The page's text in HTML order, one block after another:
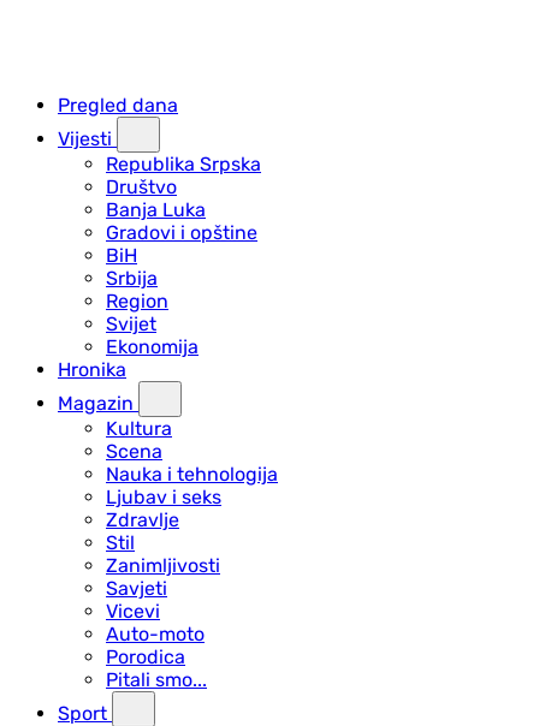
Pregled dana
Vijesti
Republika Srpska
Društvo
Banja Luka
Gradovi i opštine
BiH
Srbija
Region
Svijet
Ekonomija
Hronika
Magazin
Kultura
Scena
Nauka i tehnologija
Ljubav i seks
Zdravlje
Stil
Zanimljivosti
Savjeti
Vicevi
Auto-moto
Porodica
Pitali smo...
Sport